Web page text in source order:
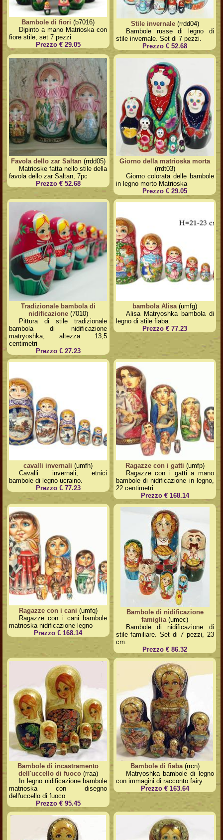
Bambole di fiori (b7016)
Dipinto a mano Matrioska con
fiore stile, set 7 pezzi
Prezzo € 29.05
Stile invernale(rrdd04)
Bambole russe di legno di
stile invernale. Set di 7 pezzi.
Prezzo € 52.68
Favola dello zar Saltan(rrdd05)
Matrioske fatta nello stile della
favola dello zar Saltan, 7pc
Prezzo € 52.68
Giorno della matrioska morta
(rrdt03)
Giorno colorata delle bambole
in legno morto Matrioska
Prezzo € 29.05
Tradizionale bambola di
nidificazione(7010)
Pittura di stile tradizionale
bambola di nidificazione
matryoshka, altezza 13,5
centimetri
Prezzo € 27.23
bambola Alisa (umfg)
Alisa Matryoshka bambola di
legno di stile fiaba.
Prezzo € 77.23
cavalli invernali (umfh)
Cavalli invernali, etnici
bambole di legno ucraino.
Prezzo € 77.23
Ragazze con i gatti (umfp)
Ragazze con i gatti a mano
bambole di nidificazione in legno,
22 centimetri
Prezzo € 168.14
Ragazze con i cani (umfq)
Ragazze con i cani bambole
matrioska nidificazione legno
Prezzo € 168.14
Bambole di nidificazione
famiglia(umec)
Bambole di nidificazione di
stile familiare. Set di 7 pezzi, 23
cm.
Prezzo € 86.32
Bambole di incastramento
dell'uccello di fuoco(rraa)
In legno nidificazione bambole
matrioska con disegno
dell'uccello di fuoco
Prezzo € 95.45
Bambole di fiaba(rrcn)
Matryoshka bambole di legno
con immagini di racconto fairy
Prezzo € 163.64